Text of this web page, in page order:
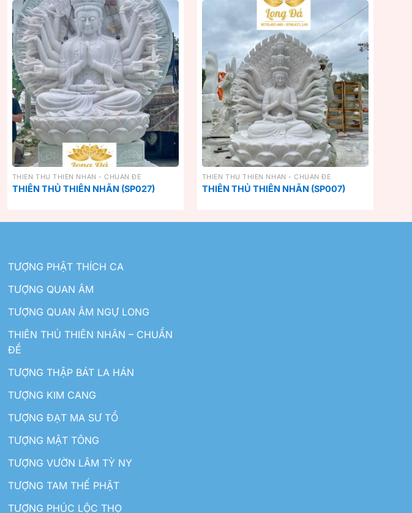
THIÊN THỦ THIÊN NHÃN - CHUẨN ĐỀ
THIÊN THỦ THIÊN NHÃN (SP027)
THIÊN THỦ THIÊN NHÃN - CHUẨN ĐỀ
THIÊN THỦ THIÊN NHÃN (SP007)
TƯỢNG PHẬT THÍCH CA
TƯỢNG QUAN ÂM
TƯỢNG QUAN ÂM NGỰ LONG
THIÊN THỦ THIÊN NHÃN – CHUẨN
ĐỀ
TƯỢNG THẬP BÁT LA HÁN
TƯỢNG KIM CANG
TƯỢNG ĐẠT MA SƯ TỔ
TƯỢNG MẬT TÔNG
TƯỢNG VƯỜN LÂM TỲ NY
TƯỢNG TAM THẾ PHẬT
TƯỢNG PHÚC LỘC THỌ